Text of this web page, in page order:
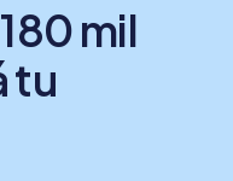
mil
tu